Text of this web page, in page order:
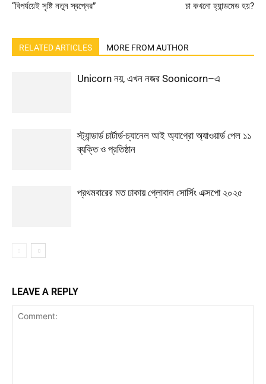
“বিপর্যয়েই সৃষ্টি নতুন স্বপ্নের” চা কখনো হ্যান্ডমেড হয়?
RELATED ARTICLES MORE FROM AUTHOR
Unicorn নয়, এখন নজর Soonicorn–এ
স্ট্যান্ডার্ড চার্টার্ড-চ্যানেল আই অ্যাগ্রো অ্যাওয়ার্ড পেল ১১
ব্যক্তি ও প্রতিষ্ঠান
প্রথমবারের মত ঢাকায় গ্লোবাল সোর্সিং এক্সপো ২০২৫
LEAVE A REPLY